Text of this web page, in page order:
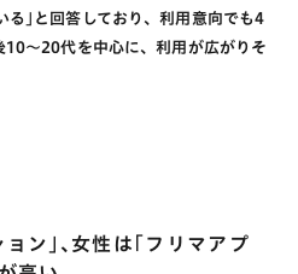
る｣と回答しており、利用意向でも4
10～20代を中心に、利用が広がりそ
ン｣、女性は｢フリマアプ